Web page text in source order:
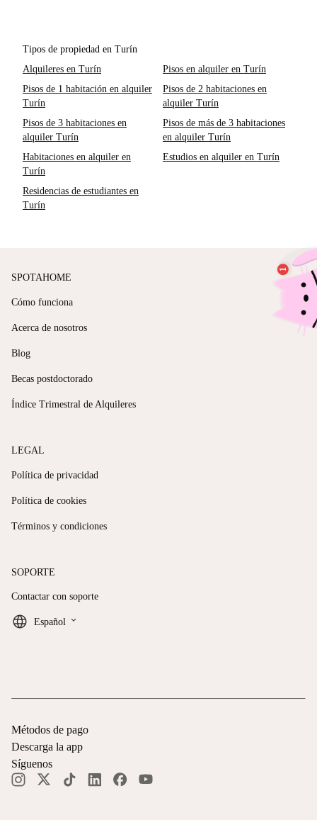
Tipos de propiedad en Turín
Alquileres en Turín
Pisos en alquiler en Turín
Pisos de 1 habitación en alquiler
Turín
Pisos de 2 habitaciones en
alquiler Turín
Pisos de 3 habitaciones en
alquiler Turín
Pisos de más de 3 habitaciones
en alquiler Turín
Habitaciones en alquiler en
Turín
Estudios en alquiler en Turín
Residencias de estudiantes en
Turín
SPOTAHOME
Cómo funciona
Acerca de nosotros
Blog
Becas postdoctorado
Índice Trimestral de Alquileres
LEGAL
Política de privacidad
Política de cookies
Términos y condiciones
SOPORTE
Contactar con soporte
Español keyboard_arrow_down
Métodos de pago
Descarga la app
Síguenos